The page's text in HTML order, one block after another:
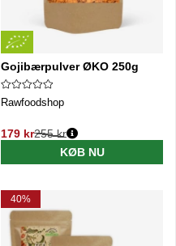
Gojibærpulver ØKO 250g
Rawfoodshop
179 kr
Normalpris:
255 kr
KØB NU
40%